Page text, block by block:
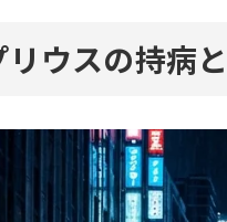
リウスの持病